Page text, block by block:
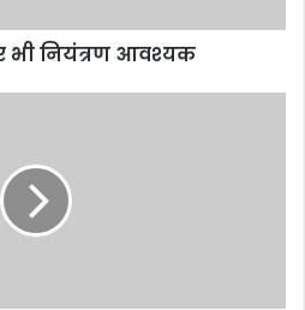
भी नियंत्रण आवश्यक